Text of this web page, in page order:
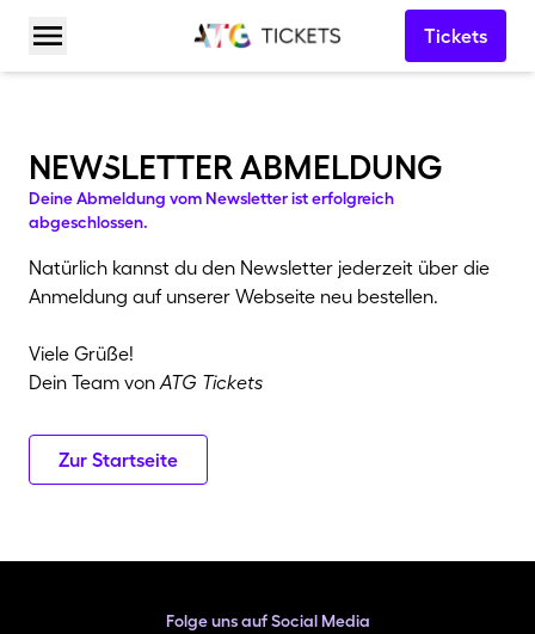
Menü öffnen
Tickets
newSletter abmeldung
Deine Abmeldung vom Newsletter ist erfolgreich
abgeschlossen.
Natürlich kannst du den Newsletter jederzeit über die
Anmeldung auf unserer Webseite neu bestellen.
Viele Grüße!
Dein Team von ATG Tickets
Zur Startseite
Folge uns auf Social Media